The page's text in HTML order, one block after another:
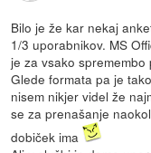
Bilo je že kar nekaj
1/3 uporabnikov. MS
je za vsako
Glede formata pa je
nisem nikjer videl že
se za prenašanje
dobiček ima